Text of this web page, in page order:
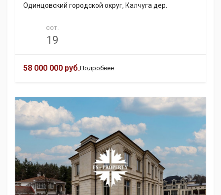
Одинцовский городской округ, Калчуга дер.
СОТ.
19
58 000 000 руб.Подробнее